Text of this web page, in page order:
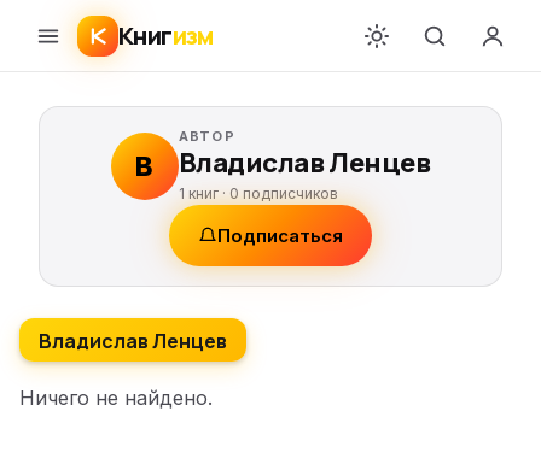
Книгизм
В
АВТОР
Владислав Ленцев
1 книг · 0 подписчиков
Подписаться
Владислав Ленцев
Ничего не найдено.